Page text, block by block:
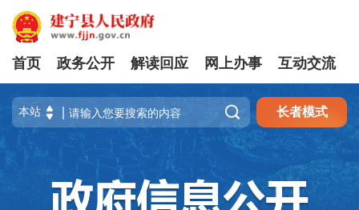
首页 政务公开 解读回应 网上办事 互动交流
 长者模式